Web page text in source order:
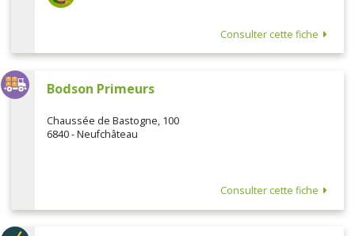
Consulter cette fiche
Bodson Primeurs
Chaussée de Bastogne, 100
6840 - Neufchâteau
Consulter cette fiche